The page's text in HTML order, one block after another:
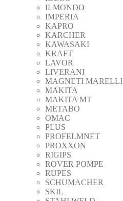
ILMONDO
IMPERIA
KAPRO
KARCHER
KAWASAKI
KRAFT
LAVOR
LIVERANI
MAGNETI MARELLI
MAKITA
MAKITA MT
METABO
OMAC
PLUS
PROFELMNET
PROXXON
RIGIPS
ROVER POMPE
RUPES
SCHUMACHER
SKIL